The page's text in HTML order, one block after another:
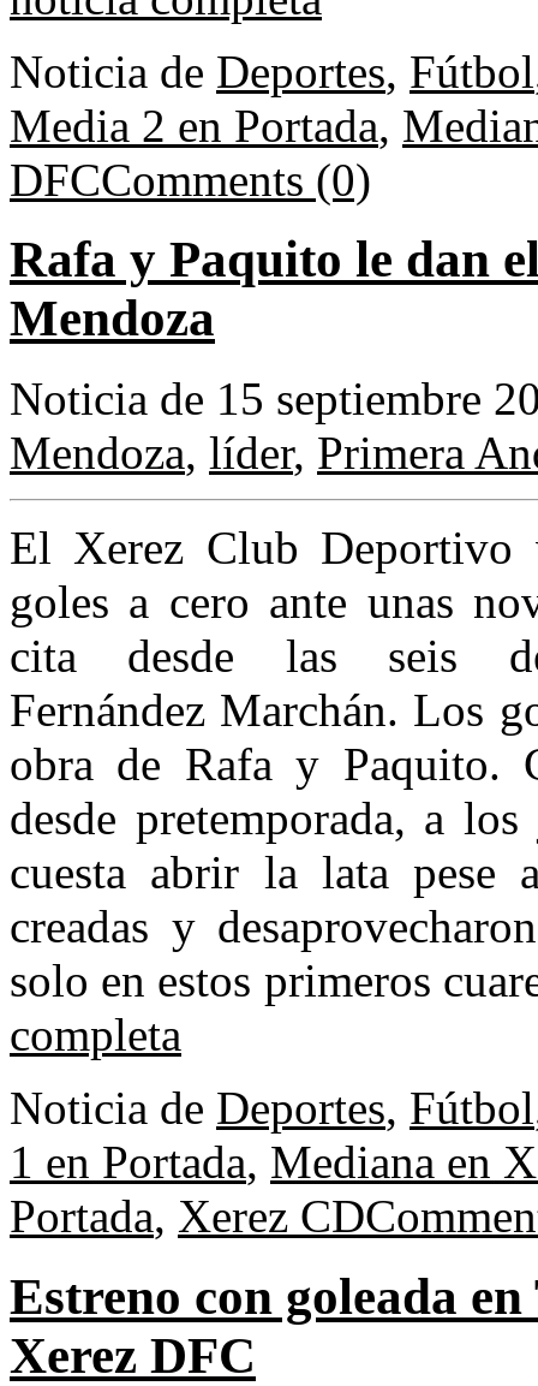
Noticia de Deportes, Fútbol
Media 2 en Portada,
DFCComments (0)
Rafa y Paquito le dan
Mendoza
Noticia de 15 septiembre
Mendoza, líder, Primera
El Xerez Club
goles a cero ante unas
cita desde las seis
Fernández Marchán. Los
obra de Rafa y Paquito.
desde pretemporada, a
cuesta abrir la lata pese
creadas y
solo en estos primeros
completa
Noticia de Deportes, Fútbol
1 en Portada, Mediana en
Portada, Xerez CD
Estreno con goleada
Xerez DFC